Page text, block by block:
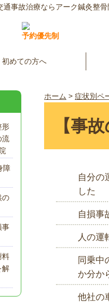
事故治療ならアーク鍼灸整骨
予約優先制
初めての方へ
ホーム > 症状別ペ
【事
自分の
した
自損事
人の運
同乗中
か分か
他社の
形
流
障
の
事
料
解